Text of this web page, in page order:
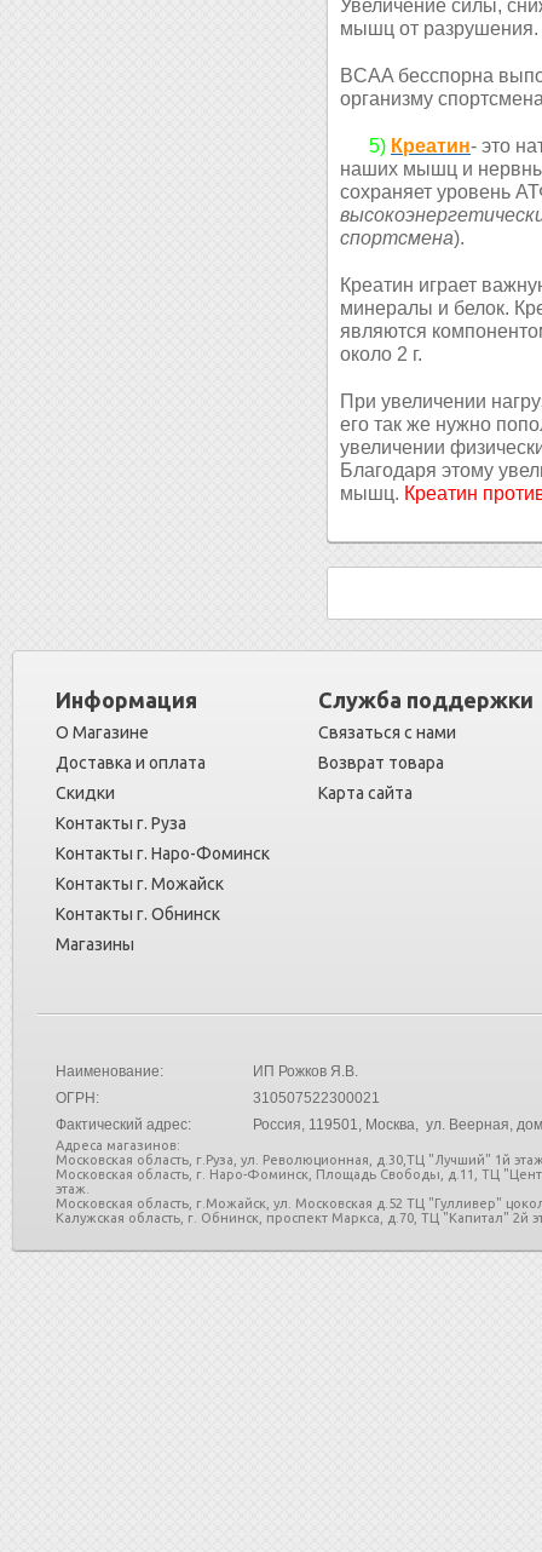
Увеличение силы,
мышц от разрушения.
BCAA бесспорна
организму
5) Креатин- это
наших мышц и
сохраняет уровень
спортсмена).
Креатин играет
минералы и белок.
являются
около 2 г.
При увеличении
его так же нужно
увеличении
Благодаря этому
мышц. Креатин
Информация
О Магазине
Доставка и оплата
Скидки
Контакты г. Руза
Контакты г. Наро-Фоминск
Контакты г. Можайск
Контакты г. Обнинск
Магазины
Служба поддержки
Связаться с нами
Возврат товара
Карта сайта
Наименование:
ИП Рожков Я.В.
ОГРН:
310507522300021
Фактический адрес:
Россия, 119501, Москва, ул. Веерная,
Адреса магазинов:
Московская область, г.Руза, ул. Революционная, д.30,ТЦ "Лучший" 1й
Московская область, г. Наро-Фоминск, Площадь Свободы, д.11, ТЦ
этаж.
Московская область, г.Можайск, ул. Московская д.52 ТЦ "Гулливер"
Калужская область, г. Обнинск, проспект Маркса, д.70, ТЦ "Капитал" 2й